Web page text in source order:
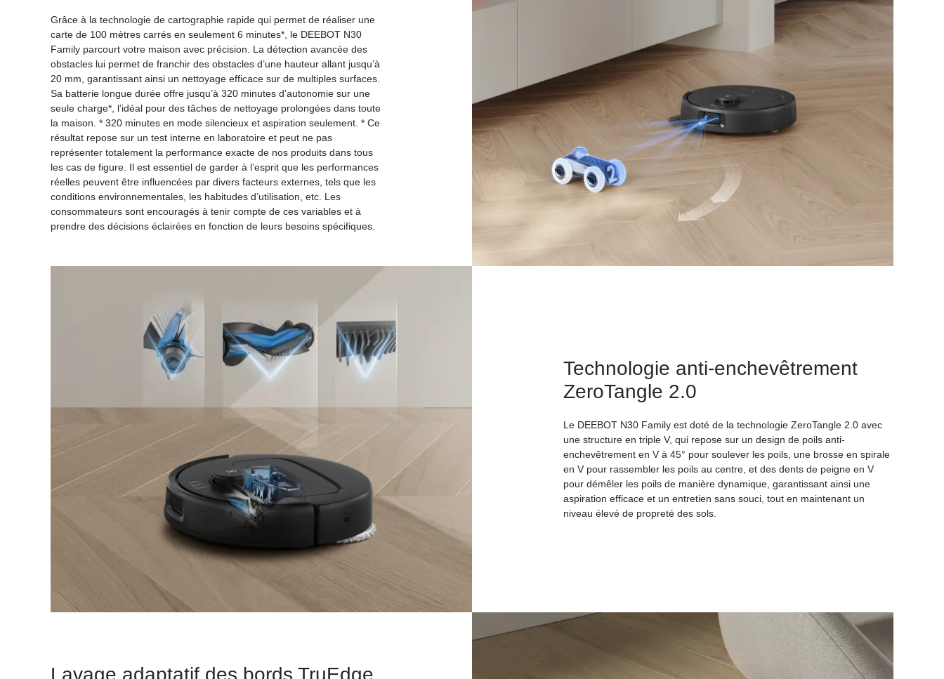
Grâce à la technologie de cartographie rapide qui permet de réaliser une
carte de 100 mètres carrés en seulement 6 minutes*, le DEEBOT N30
Family parcourt votre maison avec précision. La détection avancée des
obstacles lui permet de franchir des obstacles d’une hauteur allant jusqu’à
20 mm, garantissant ainsi un nettoyage efficace sur de multiples surfaces.
Sa batterie longue durée offre jusqu’à 320 minutes d’autonomie sur une
seule charge*, l’idéal pour des tâches de nettoyage prolongées dans toute
la maison. * 320 minutes en mode silencieux et aspiration seulement. * Ce
résultat repose sur un test interne en laboratoire et peut ne pas
représenter totalement la performance exacte de nos produits dans tous
les cas de figure. Il est essentiel de garder à l’esprit que les performances
réelles peuvent être influencées par divers facteurs externes, tels que les
conditions environnementales, les habitudes d’utilisation, etc. Les
consommateurs sont encouragés à tenir compte de ces variables et à
prendre des décisions éclairées en fonction de leurs besoins spécifiques.
Technologie anti-enchevêtrement
ZeroTangle 2.0
Le DEEBOT N30 Family est doté de la technologie ZeroTangle 2.0 avec
une structure en triple V, qui repose sur un design de poils anti-
enchevêtrement en V à 45° pour soulever les poils, une brosse en spirale
en V pour rassembler les poils au centre, et des dents de peigne en V
pour démêler les poils de manière dynamique, garantissant ainsi une
aspiration efficace et un entretien sans souci, tout en maintenant un
niveau élevé de propreté des sols.